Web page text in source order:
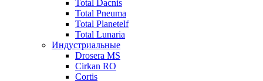
Total Dacnis
Total Pneuma
Total Planetelf
Total Lunaria
Индустриальные
Drosera MS
Cirkan RO
Cortis